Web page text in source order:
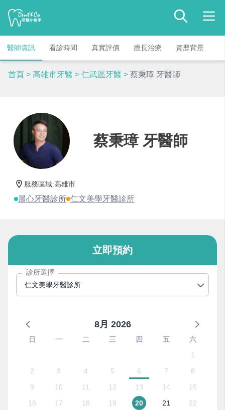
醫師資訊 看診時間 真實評價 擅長治療 資歷背景
首頁 > 高雄市牙醫 > 仁武區牙醫 > 蔡秉璋 牙醫師
蔡秉璋 牙醫師
服務區域:高雄市
晨心牙醫診所 仁文美學牙醫診所
立即預約
診所選擇
仁文美學牙醫診所
8月 2026
日 一 二 三 四 五
六
1
2
3 4 5 6 7
8
9
10 11 12 13 14
15
16
17 18 19 20 21
22